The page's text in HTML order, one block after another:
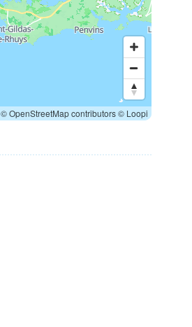
© OpenStreetMap contributors© Loopi